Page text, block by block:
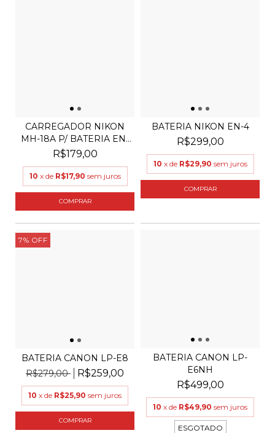
CARREGADOR NIKON
MH-18A P/ BATERIA EN-
EL...
R$179,00
10 x de R$17,90 sem juros
BATERIA NIKON EN-4
R$299,00
10 x de R$29,90 sem juros
7% OFF
BATERIA CANON LP-E8
R$279,00
R$259,00
10 x de R$25,90 sem juros
BATERIA CANON LP-
E6NH
R$499,00
10 x de R$49,90 sem juros
ESGOTADO